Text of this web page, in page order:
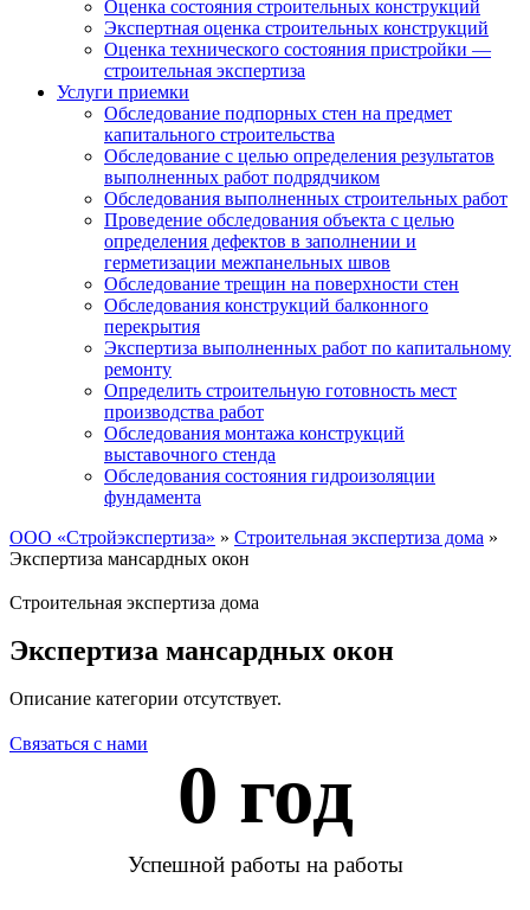
Оценка состояния строительных конструкций
Экспертная оценка строительных конструкций
Оценка технического состояния пристройки —
строительная экспертиза
Услуги приемки
Обследование подпорных стен на предмет
капитального строительства
Обследование с целью определения результатов
выполненных работ подрядчиком
Обследования выполненных строительных работ
Проведение обследования объекта с целью
определения дефектов в заполнении и
герметизации межпанельных швов
Обследование трещин на поверхности стен
Обследования конструкций балконного
перекрытия
Экспертиза выполненных работ по капитальному
ремонту
Определить строительную готовность мест
производства работ
Обследования монтажа конструкций
выставочного стенда
Обследования состояния гидроизоляции
фундамента
ООО «Стройэкспертиза» » Строительная экспертиза дома »
Экспертиза мансардных окон
Строительная экспертиза дома
Экспертиза мансардных окон
Описание категории отсутствует.
Связаться с нами
0 год
Успешной работы на работы